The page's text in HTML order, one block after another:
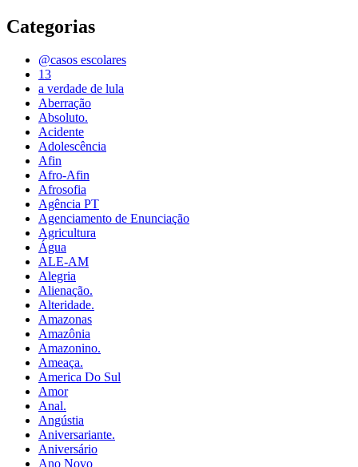
Categorias
@casos escolares
13
a verdade de lula
Aberração
Absoluto.
Acidente
Adolescência
Afin
Afro-Afin
Afrosofia
Agência PT
Agenciamento de Enunciação
Agricultura
Água
ALE-AM
Alegria
Alienação.
Alteridade.
Amazonas
Amazônia
Amazonino.
Ameaça.
America Do Sul
Amor
Anal.
Angústia
Aniversariante.
Aniversário
Ano Novo